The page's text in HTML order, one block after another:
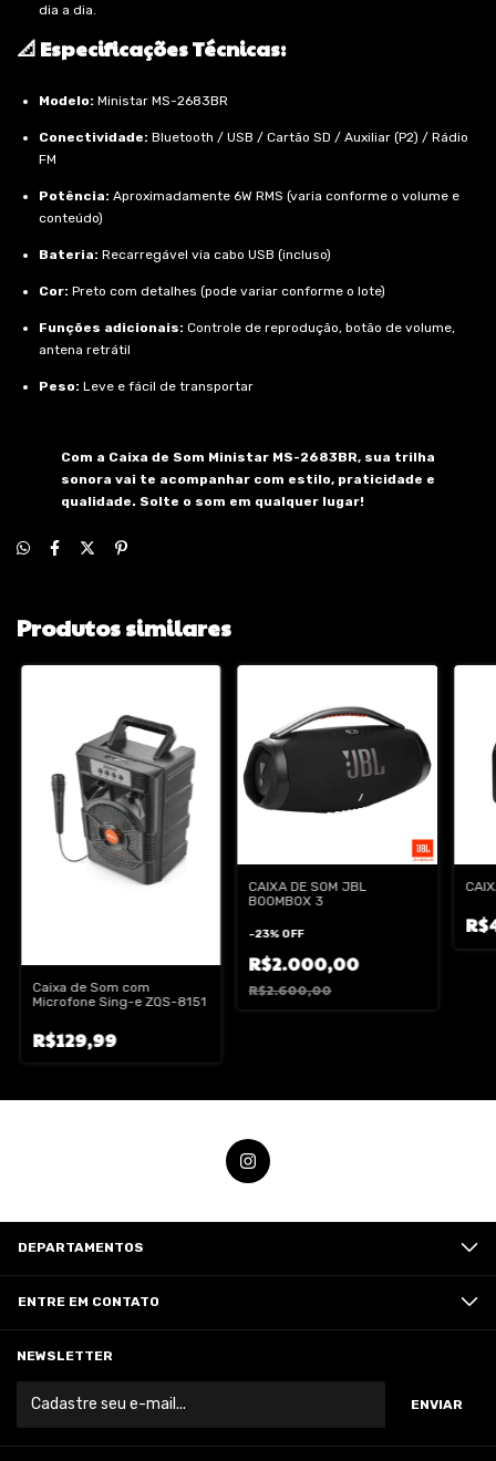
dia a dia.
📐 Especificações Técnicas:
Modelo: Ministar MS-2683BR
Conectividade: Bluetooth / USB / Cartão SD / Auxiliar (P2) / Rádio
FM
Potência: Aproximadamente 6W RMS (varia conforme o volume e
conteúdo)
Bateria: Recarregável via cabo USB (incluso)
Cor: Preto com detalhes (pode variar conforme o lote)
Funções adicionais: Controle de reprodução, botão de volume,
antena retrátil
Peso: Leve e fácil de transportar
Com a Caixa de Som Ministar MS-2683BR, sua trilha
sonora vai te acompanhar com estilo, praticidade e
qualidade. Solte o som em qualquer lugar!
Produtos similares
Caixa de Som com
Microfone Sing-e ZQS-8151
R$129,99
CAIXA DE SOM JBL
BOOMBOX 3
-23%OFF
R$2.000,00
R$2.600,00
DEPARTAMENTOS
ENTRE EM CONTATO
NEWSLETTER